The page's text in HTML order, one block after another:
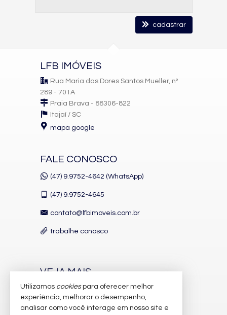
cadastrar
LFB IMÓVEIS
Rua Maria das Dores Santos Mueller, nº
289 - 701A
Praia Brava - 88306-822
Itajaí / SC
mapa google
FALE CONOSCO
(47) 9.9752-4642 (WhatsApp)
(47) 9.9752-4645
contato@lfbimoveis.com.br
trabalhe conosco
VEJA MAIS
receba nosso newsletter
indicadores financeiros
Utilizamos cookiespara oferecer melhor
experiência, melhorar o desempenho,
analisar como você interage em nosso site e